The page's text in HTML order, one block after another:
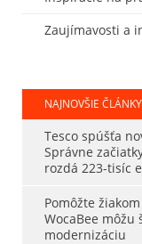
Zaujímavosti a
NAJNOVŠIE ČLÁNKY
Tesco spúšťa
Správne
rozdá 223-tisíc
Pomôžte
WocaBee môžu
modernizáciu